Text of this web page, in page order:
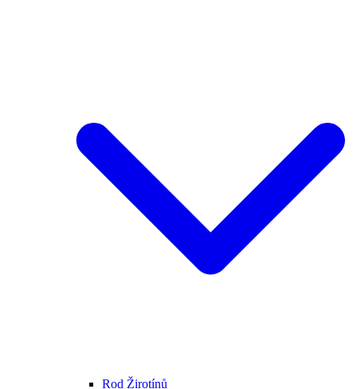
Rod Žirotínů